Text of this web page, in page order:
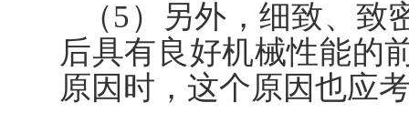
（5）另外，细致、
后具有良好机械性能的
原因时，这个原因也应